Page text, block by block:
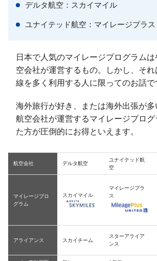
デルタ航空：スカイマイル
ユナイテッド航空：マイレージプラス
日本で人気のマイレージプログラム
空会社が運営するもの。しかし、そ
線を多く利用する人に限ってのお話で
海外旅行が好き、または海外出張が
航空会社が運営するマイレージプログ
た方が圧倒的にお得といえます。
航空会社 デルタ航空
ユナイテッド航
空
マイレージプロ
グラム
スカイマイル
マイレージプラ
ス
アライアンス スカイチーム
スターアライア
ンス